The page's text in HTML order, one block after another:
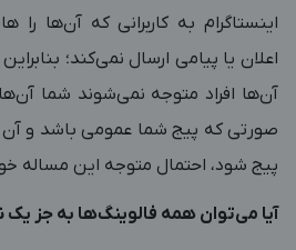
اینستاگرام به کاربرانی که آن‌ها را
اعلان یا پیامی ارسال نمی‌کند؛
آن‌ها افراد متوجه نمی‌شوند شما آن‌ها
صورتی که پیج شما عمومی باشد و آن
پیج شود، احتمال متوجه این مساله
آیا می‌توان همه فالوینگ‌ها به جز یک